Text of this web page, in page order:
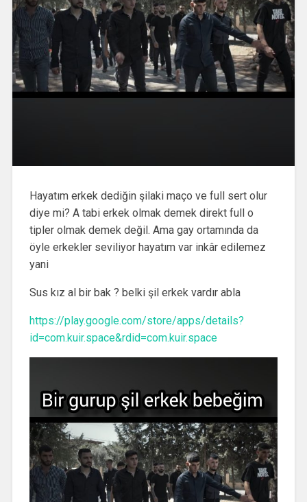
Hayatım erkek dediğin şilaki maço ve full sert olur
diye mi? A tabi erkek olmak demek direkt full o
tipler olmak demek değil. Ama gay ortamında da
öyle erkekler seviliyor hayatım var inkâr edilemez
yani
Sus kız al bir bak ? belki şil erkek vardır abla
https://play.google.com/store/apps/details?
id=com.kuir.space&rdid=com.kuir.space